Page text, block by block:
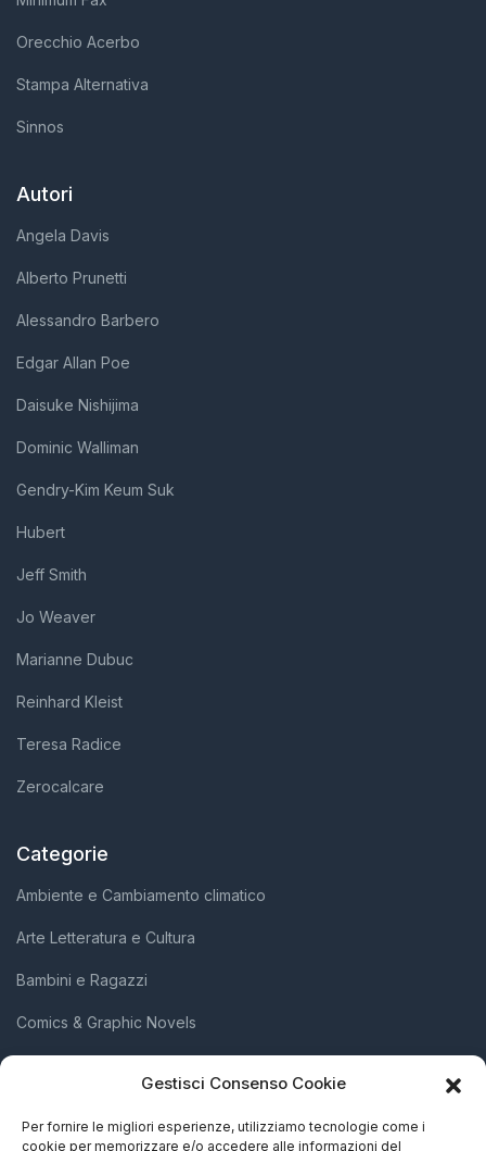
Gestisci Consenso Cookie
Per fornire le migliori esperienze, utilizziamo tecnologie come i
cookie per memorizzare e/o accedere alle informazioni del
Orecchio Acerbo
Stampa Alternativa
Sinnos
Autori
Angela Davis
Alberto Prunetti
Alessandro Barbero
Edgar Allan Poe
Daisuke Nishijima
Dominic Walliman
Gendry-Kim Keum Suk
Hubert
Jeff Smith
Jo Weaver
Marianne Dubuc
Reinhard Kleist
Teresa Radice
Zerocalcare
Categorie
Ambiente e Cambiamento climatico
Arte Letteratura e Cultura
Bambini e Ragazzi
Comics & Graphic Novels